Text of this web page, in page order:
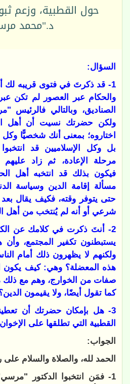
حول القطبية، وزعم
د."محمد
السؤال:
1- قد ذكرتَ في فتوى قريبه لك
والحكام عبر العصور لم تكن
الصناديق، وبالتالي
ولكن حضرتك نسيت أن أهل
اختاروه؛ بمعنى أنك شخصيًّا وكل
بل وكل الإسلاميين قد
مرحلة الإعادة، ثم زاد
فيكون بذلك قد انتخبه أهل
مسألة إقامة الدين وسياسة
حتى يتوفر وقته، فكيف يقال
شرعي أو أنه لم يُنتخب من أهل
2- أنتَ ذكرت في كلامك عن
يستبطنون تكفير المجتمع،
ولكنهم لا يظهرون ذلك أمام
هذه المعضلة؟ وهي: كيف يكون
صفات من الخوارج، وهم مع
كما تقول أيضًا، ولا يقيمون
3- هل بإمكان حضرتك أن
القطبية التي تطلقها على
الجواب:
الحمد لله، والصلاة والسلام على
1- فمَن انتخبوا الدكتور